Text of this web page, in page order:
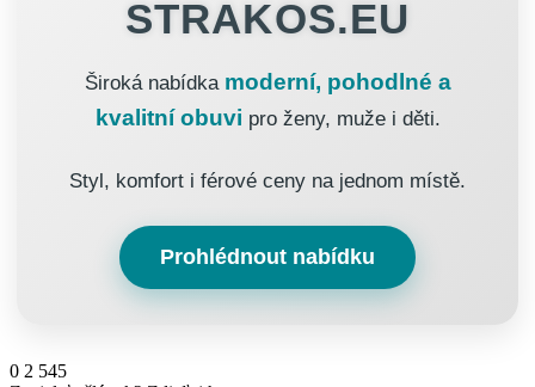
STRAKOS.EU
Široká nabídka moderní, pohodlné a
kvalitní obuvi pro ženy, muže i děti.
Styl, komfort i férové ceny na jednom místě.
Prohlédnout nabídku
0 2 545